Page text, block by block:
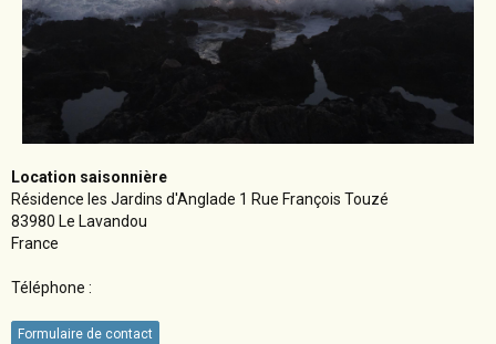
Location saisonnière
Résidence les Jardins d'Anglade 1 Rue François Touzé
83980 Le Lavandou
France
Téléphone :
Formulaire de contact